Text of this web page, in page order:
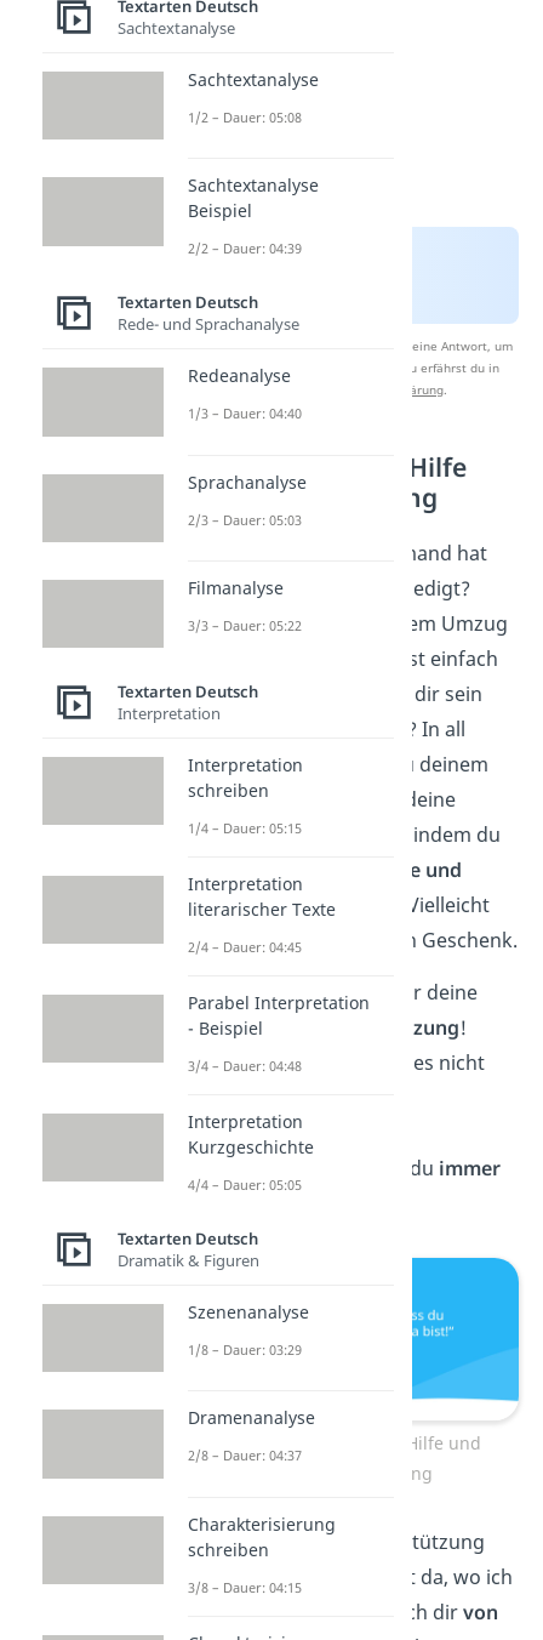
Nach Beantwortung speichern wir deine Antwort, um
Studyflix zu verbessern. Mehr dazu erfährst du in
unserer
Datenschutzerklärung.
Danke sagen für Hilfe
und Unterstützung
Du warst krank und jemand hat
die Einkäufe für dich erledigt?
Jemand hat dir bei deinem Umzug
geholfen? Oder du warst einfach
traurig und jemand hat dir sein
offenes Ohr geschenkt? In all
diesen Fällen solltest du deinem
Gegenüber unbedingt deine
Wertschätzung
zeigen, indem du
Hilfe und
Unterstützung“
sagst. Vielleicht
sogar mit einem kleinen Geschenk.
„Herzlichen Dank für deine
Hilfe und Unterstützung!
Ohne dich hätte ich es nicht
„Danke dafür, dass du immer
Danke sagen für Hilfe und
Unterstützung
„Ohne deine Unterstützung
wäre ich heute nicht da, wo ich
bin. Dafür möchte ich dirvon
Textarten Deutsch
Sachtextanalyse
Sachtextanalyse
1/2 – Dauer: 05:08
Sachtextanalyse
Beispiel
2/2 – Dauer: 04:39
Textarten Deutsch
Rede- und Sprachanalyse
Redeanalyse
1/3 – Dauer: 04:40
Sprachanalyse
2/3 – Dauer: 05:03
Filmanalyse
3/3 – Dauer: 05:22
Textarten Deutsch
Interpretation
Interpretation
schreiben
1/4 – Dauer: 05:15
Interpretation
literarischer Texte
2/4 – Dauer: 04:45
Parabel Interpretation
- Beispiel
3/4 – Dauer: 04:48
Interpretation
Kurzgeschichte
4/4 – Dauer: 05:05
Textarten Deutsch
Dramatik & Figuren
Szenenanalyse
1/8 – Dauer: 03:29
Dramenanalyse
2/8 – Dauer: 04:37
Charakterisierung
schreiben
3/8 – Dauer: 04:15